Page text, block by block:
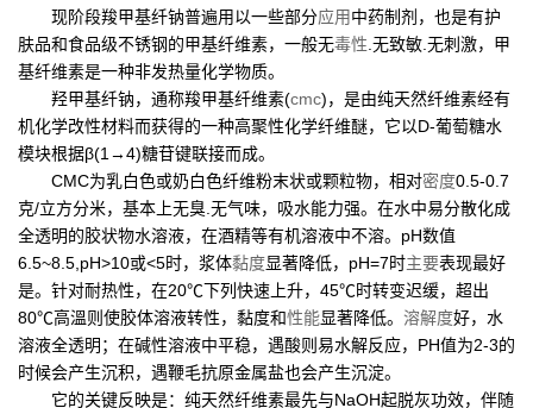
现阶段羧甲基纤钠普遍用以一些部分应用中药制剂，也是有护
肤品和食品级不锈钢的甲基纤维素，一般无毒性 .无致敏.无刺激，甲
基纤维素是一种非发热量化学物质。
羟甲基纤钠，通称羧甲基纤维素(cmc)，是由纯天然纤维素经有
机化学改性材料而获得的一种高聚性化学纤维醚，它以D-葡萄糖水
模块根据β(1→4)糖苷键联接而成。
CMC为乳白色或奶白色纤维粉末状或颗粒物，相对密度0.5-0.7
克/立方分米，基本上无臭.无气味，吸水能力强。在水中易分散化成
全透明的胶状物水溶液，在酒精等有机溶液中不溶。pH数值
6.5~8.5,pH>10或<5时，浆体黏度显著降低，pH=7时主要表现最好
是。针对耐热性，在20℃下列快速上升，45℃时转变迟缓，超出
80℃高溫则使胶体溶液转性，黏度和性能显著降低。 溶解度好，水
溶液全透明；在碱性溶液中平稳，遇酸则易水解反应，PH值为2-3的
时候会产生沉积，遇鞭毛抗原金属盐也会产生沉淀。
它的关键反映是：纯天然纤维素最先与NaOH起脱灰功效，伴随